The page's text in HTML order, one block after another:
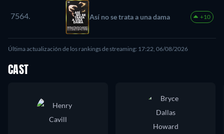
7564. Así no se trata a una dama +10
Última actualización de los rankings de streaming: 17:22, 06/08/2026
CAST